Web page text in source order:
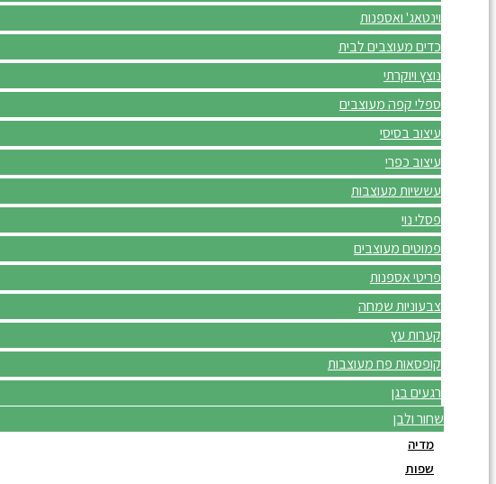
וינטאג' ואספנות
כדים מעוצבים לבית
נוצץ ויוקרתי
ספלי קפה מעוצבים
עיצוב בסיסי
עיצוב כפרי
עששיות מעוצבות
פסלי נוי
פמוטים מעוצבים
פריטי אספנות
צבעוניות שמחה
קערות עץ
קופסאות פח מעוצבות
רגעים בגן
שחור ולבן
מדיה
שפות